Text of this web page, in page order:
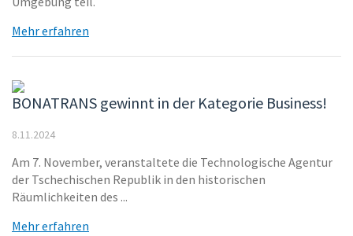
Mehr erfahren
BONATRANS gewinnt in der Kategorie Business!
8.11.2024
Am 7. November, veranstaltete die Technologische Agentur
der Tschechischen Republik in den historischen
Räumlichkeiten des ...
Mehr erfahren